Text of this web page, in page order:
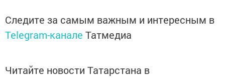
Следите за самым важным и интересным в
Telegram-канале Татмедиа
Читайте новости Татарстана в